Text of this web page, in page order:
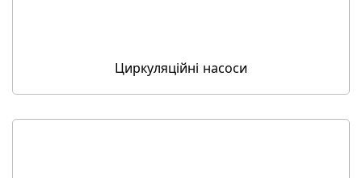
Циркуляційні насоси